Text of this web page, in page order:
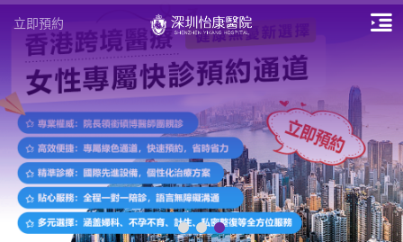
立即預約